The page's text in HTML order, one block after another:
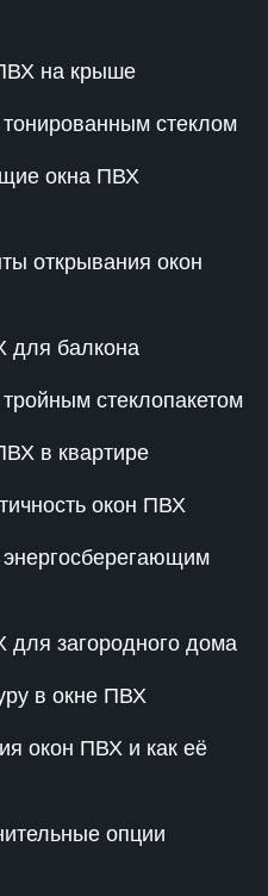
на крыше
стеклом
окна ПВХ
открывания окон
для балкона
стеклопакетом
в квартире
окон ПВХ
для загородного дома
в окне ПВХ
окон ПВХ и как её
опции